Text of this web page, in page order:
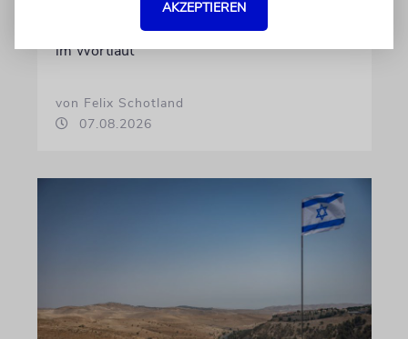
Programmdirektorin Andrea Schafarczyk
gewandt. Wir dokumentieren das Schreiben
im Wortlaut
von Felix Schotland
07.08.2026
AKZEPTIEREN